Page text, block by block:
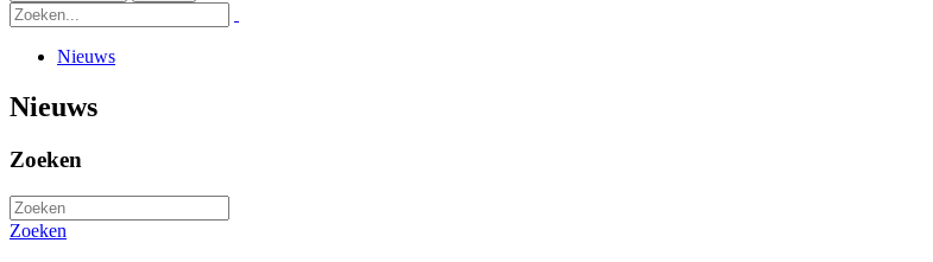
Nieuws
Nieuws
Zoeken
Zoeken